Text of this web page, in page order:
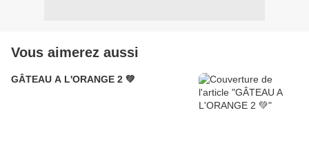
Vous aimerez aussi
GÂTEAU A L'ORANGE 2 💚